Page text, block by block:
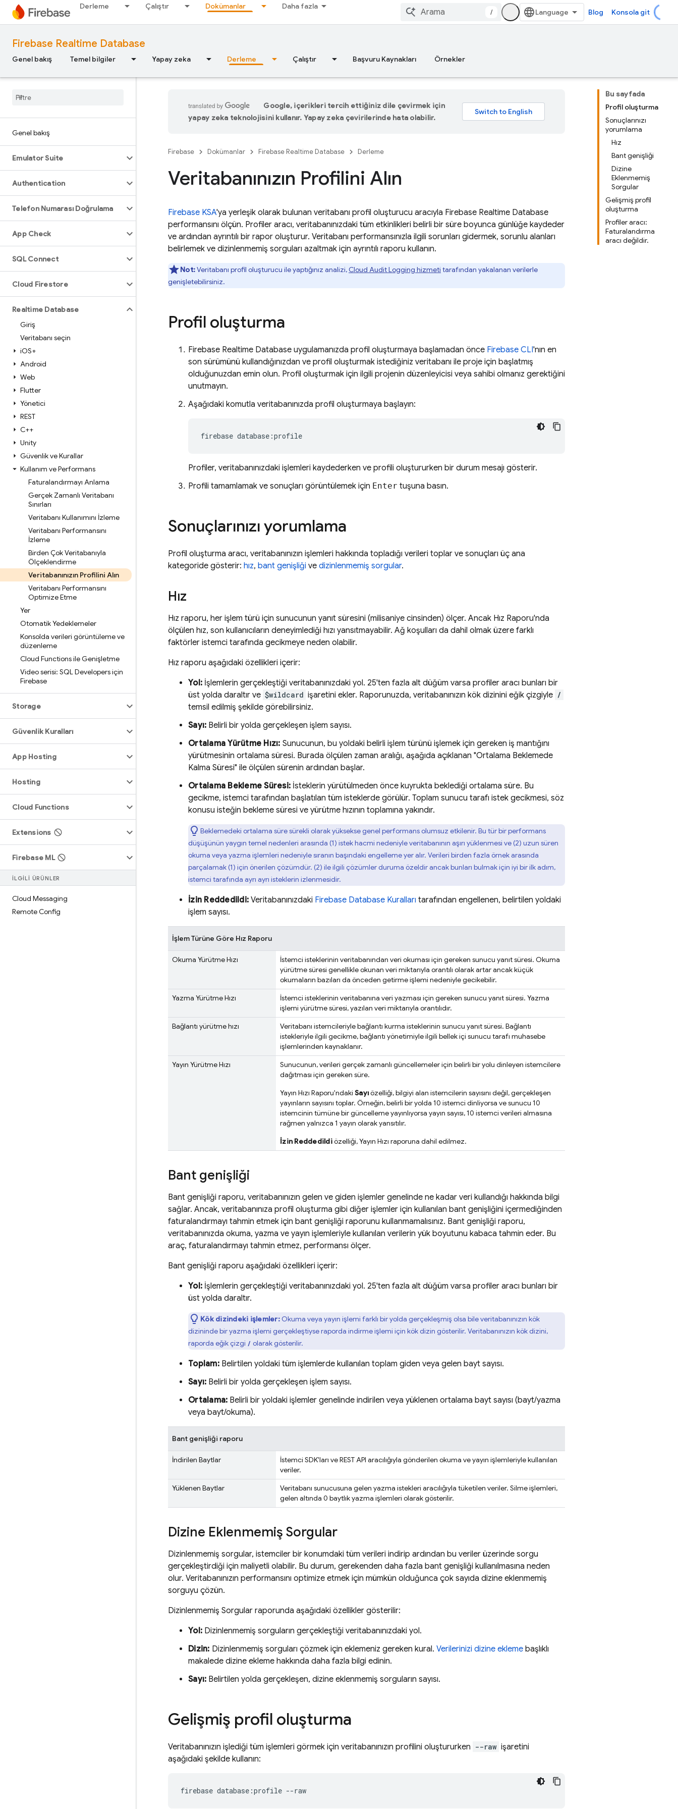
Derleme Çalıştır Dokümanlar Daha fazla
/ Blog Konsola git
Firebase Realtime Database
Genel bakış Temel bilgiler Yapay zeka Derleme Çalıştır Başvuru Kaynakları Örnekler
Genel bakış
Emulator Suite
Authentication
Telefon Numarası Doğrulama
App Check
SQL Connect
Cloud Firestore
Realtime Database
Giriş
Veritabanı seçin
iOS+
Android
Web
Flutter
Yönetici
REST
C++
Unity
Güvenlik ve Kurallar
Kullanım ve Performans
Faturalandırmayı Anlama
Gerçek Zamanlı Veritabanı
Sınırları
Veritabanı Kullanımını İzleme
Veritabanı Performansını
İzleme
Birden Çok Veritabanıyla
Ölçeklendirme
Veritabanınızın Profilini Alın
Veritabanı Performansını
Optimize Etme
Yer
Otomatik Yedeklemeler
Konsolda verileri görüntüleme ve
düzenleme
Cloud Functions ile Genişletme
Video serisi: SQL Developers için
Firebase
Storage
Güvenlik Kuralları
App Hosting
Hosting
Cloud Functions
Extensions
Firebase ML
İLGİLİ ÜRÜNLER
Cloud Messaging
Remote Config
Bu sayfada
Profil oluşturma
Sonuçlarınızı
yorumlama
Hız
Bant genişliği
Dizine
Eklenmemiş
Sorgular
Gelişmiş profil
oluşturma
Profiler aracı:
Faturalandırma
aracı değildir.
Google, içerikleri tercih ettiğiniz dile çevirmek için
yapay zeka teknolojisini kullanır. Yapay zeka çevirilerinde hata olabilir.
Firebase Dokümanlar Firebase Realtime Database Derleme
Veritabanınızın Profilini Alın
Firebase KSA'ya yerleşik olarak bulunan veritabanı profil oluşturucu aracıyla Firebase Realtime Database
performansını ölçün. Profiler aracı, veritabanınızdaki tüm etkinlikleri belirli bir süre boyunca günlüğe kaydeder
ve ardından ayrıntılı bir rapor oluşturur. Veritabanı performansınızla ilgili sorunları gidermek, sorunlu alanları
belirlemek ve dizinlenmemiş sorguları azaltmak için ayrıntılı raporu kullanın.
Not:Veritabanı profil oluşturucu ile yaptığınız analizi, Cloud Audit Logging hizmeti tarafından yakalanan verilerle
genişletebilirsiniz.
Profil oluşturma
Firebase Realtime Database uygulamanızda profil oluşturmaya başlamadan önce Firebase CLI'nın en
son sürümünü kullandığınızdan ve profil oluşturmak istediğiniz veritabanı ile proje için başlatmış
olduğunuzdan emin olun. Profil oluşturmak için ilgili projenin düzenleyicisi veya sahibi olmanız gerektiğini
unutmayın.
Aşağıdaki komutla veritabanınızda profil oluşturmaya başlayın:
firebase database:profile
Profiler, veritabanınızdaki işlemleri kaydederken ve profili oluştururken bir durum mesajı gösterir.
Profili tamamlamak ve sonuçları görüntülemek için Enter tuşuna basın.
Sonuçlarınızı yorumlama
Profil oluşturma aracı, veritabanınızın işlemleri hakkında topladığı verileri toplar ve sonuçları üç ana
kategoride gösterir: hız, bant genişliği ve dizinlenmemiş sorgular.
Hız
Hız raporu, her işlem türü için sunucunun yanıt süresini (milisaniye cinsinden) ölçer. Ancak Hız Raporu'nda
ölçülen hız, son kullanıcıların deneyimlediği hızı yansıtmayabilir. Ağ koşulları da dahil olmak üzere farklı
faktörler istemci tarafında gecikmeye neden olabilir.
Hız raporu aşağıdaki özellikleri içerir:
Yol: İşlemlerin gerçekleştiği veritabanınızdaki yol. 25'ten fazla alt düğüm varsa profiler aracı bunları bir
üst yolda daraltır ve $wildcard işaretini ekler. Raporunuzda, veritabanınızın kök dizinini eğik çizgiyle /
temsil edilmiş şekilde görebilirsiniz.
Sayı: Belirli bir yolda gerçekleşen işlem sayısı.
Ortalama Yürütme Hızı: Sunucunun, bu yoldaki belirli işlem türünü işlemek için gereken iş mantığını
yürütmesinin ortalama süresi. Burada ölçülen zaman aralığı, aşağıda açıklanan "Ortalama Beklemede
Kalma Süresi" ile ölçülen sürenin ardından başlar.
Ortalama Bekleme Süresi: İsteklerin yürütülmeden önce kuyrukta beklediği ortalama süre. Bu
gecikme, istemci tarafından başlatılan tüm isteklerde görülür. Toplam sunucu tarafı istek gecikmesi, söz
konusu isteğin bekleme süresi ve yürütme hızının toplamına yakındır.
Beklemedeki ortalama süre sürekli olarak yüksekse genel performans olumsuz etkilenir. Bu tür bir performans
düşüşünün yaygın temel nedenleri arasında (1) istek hacmi nedeniyle veritabanının aşırı yüklenmesi ve (2) uzun süren
okuma veya yazma işlemleri nedeniyle sıranın başındaki engelleme yer alır. Verileri birden fazla örnek arasında
parçalamak (1) için önerilen çözümdür. (2) ile ilgili çözümler duruma özeldir ancak bunları bulmak için iyi bir ilk adım,
istemci tarafında ayrı ayrı isteklerin izlenmesidir.
İzin Reddedildi: Veritabanınızdaki Firebase Database Kuralları tarafından engellenen, belirtilen yoldaki
işlem sayısı.
İşlem Türüne Göre Hız Raporu
Okuma Yürütme Hızı
İstemci isteklerinin veritabanından veri okuması için gereken sunucu yanıt süresi. Okuma
yürütme süresi genellikle okunan veri miktarıyla orantılı olarak artar ancak küçük
okumaların bazıları da önceden getirme işlemi nedeniyle gecikebilir.
Yazma Yürütme Hızı
İstemci isteklerinin veritabanına veri yazması için gereken sunucu yanıt süresi. Yazma
işlemi yürütme süresi, yazılan veri miktarıyla orantılıdır.
Bağlantı yürütme hızı
Veritabanı istemcileriyle bağlantı kurma isteklerinin sunucu yanıt süresi. Bağlantı
istekleriyle ilgili gecikme, bağlantı yönetimiyle ilgili bellek içi sunucu tarafı muhasebe
işlemlerinden kaynaklanır.
Yayın Yürütme Hızı
Sunucunun, verileri gerçek zamanlı güncellemeler için belirli bir yolu dinleyen istemcilere
dağıtması için gereken süre.
Yayın Hızı Raporu'ndaki Sayıözelliği, bilgiyi alan istemcilerin sayısını değil, gerçekleşen
yayınların sayısını toplar. Örneğin, belirli bir yolda 10 istemci dinliyorsa ve sunucu 10
istemcinin tümüne bir güncelleme yayınlıyorsa yayın sayısı, 10 istemci verileri almasına
rağmen yalnızca 1 yayın olarak yansıtılır.
İzin Reddedildiözelliği, Yayın Hızı raporuna dahil edilmez.
Bant genişliği
Bant genişliği raporu, veritabanınızın gelen ve giden işlemler genelinde ne kadar veri kullandığı hakkında bilgi
sağlar. Ancak, veritabanınıza profil oluşturma gibi diğer işlemler için kullanılan bant genişliğini içermediğinden
faturalandırmayı tahmin etmek için bant genişliği raporunu kullanmamalısınız. Bant genişliği raporu,
veritabanınızda okuma, yazma ve yayın işlemleriyle kullanılan verilerin yük boyutunu kabaca tahmin eder. Bu
araç, faturalandırmayı tahmin etmez, performansı ölçer.
Bant genişliği raporu aşağıdaki özellikleri içerir:
Yol: İşlemlerin gerçekleştiği veritabanınızdaki yol. 25'ten fazla alt düğüm varsa profiler aracı bunları bir
üst yolda daraltır.
Kök dizindeki işlemler:Okuma veya yayın işlemi farklı bir yolda gerçekleşmiş olsa bile veritabanınızın kök
dizininde bir yazma işlemi gerçekleştiyse raporda indirme işlemi için kök dizin gösterilir. Veritabanınızın kök dizini,
raporda eğik çizgi / olarak gösterilir.
Toplam:Belirtilen yoldaki tüm işlemlerde kullanılan toplam giden veya gelen bayt sayısı.
Sayı: Belirli bir yolda gerçekleşen işlem sayısı.
Ortalama: Belirli bir yoldaki işlemler genelinde indirilen veya yüklenen ortalama bayt sayısı (bayt/yazma
veya bayt/okuma).
Bant genişliği raporu
İndirilen Baytlar
İstemci SDK'ları ve REST API aracılığıyla gönderilen okuma ve yayın işlemleriyle kullanılan
veriler.
Yüklenen Baytlar
Veritabanı sunucusuna gelen yazma istekleri aracılığıyla tüketilen veriler. Silme işlemleri,
gelen altında 0 baytlık yazma işlemleri olarak gösterilir.
Dizine Eklenmemiş Sorgular
Dizinlenmemiş sorgular, istemciler bir konumdaki tüm verileri indirip ardından bu veriler üzerinde sorgu
gerçekleştirdiği için maliyetli olabilir. Bu durum, gerekenden daha fazla bant genişliği kullanılmasına neden
olur. Veritabanınızın performansını optimize etmek için mümkün olduğunca çok sayıda dizine eklenmemiş
sorguyu çözün.
Dizinlenmemiş Sorgular raporunda aşağıdaki özellikler gösterilir:
Yol: Dizinlenmemiş sorguların gerçekleştiği veritabanınızdaki yol.
Dizin: Dizinlenmemiş sorguları çözmek için eklemeniz gereken kural. Verilerinizi dizine eklemebaşlıklı
makalede dizine ekleme hakkında daha fazla bilgi edinin.
Sayı: Belirtilen yolda gerçekleşen, dizine eklenmemiş sorguların sayısı.
Gelişmiş profil oluşturma
Veritabanınızın işlediği tüm işlemleri görmek için veritabanınızın profilini oluştururken --raw işaretini
aşağıdaki şekilde kullanın:
firebase database:profile --raw